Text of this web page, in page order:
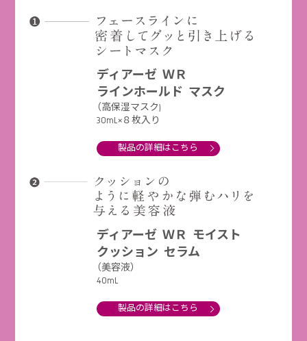
ディアーゼ ＷＲ
ラインホールド マスク
（高保湿マスク)
30mL×８枚入り
製品の詳細はこちら
ディアーゼ ＷＲ モイスト
クッション セラム
（美容液）
40mL
製品の詳細はこちら